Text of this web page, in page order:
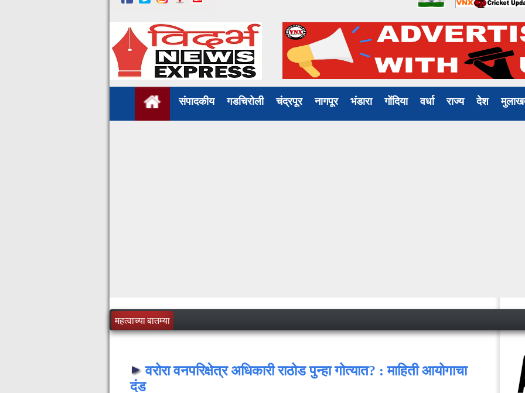
संपादकीय गडचिरोली चंद्रपूर नागपूर भंडारा गोंदिया वर्धा राज्य देश
महत्वाच्या बातम्या
वरोरा वनपरिक्षेत्र अधिकारी राठोड पुन्हा गोत्यात? : माहिती आयोगाचा
दंड